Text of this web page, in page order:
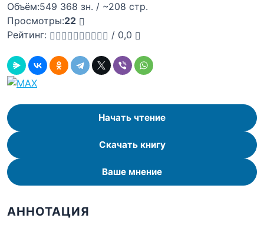
Объём:549 368 зн. / ~208 стр.
Просмотры:22
Рейтинг:
/ 0,0
Начать чтение
Скачать книгу
Ваше мнение
АННОТАЦИЯ